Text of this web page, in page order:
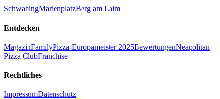
SchwabingMarienplatzBerg am Laim
Entdecken
MagazinFamilyPizza-Europameister 2025BewertungenNeapolitan
Pizza ClubFranchise
Rechtliches
ImpressumDatenschutz